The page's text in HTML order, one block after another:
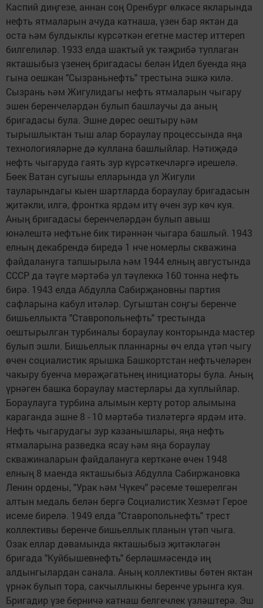
Каспий диңгезе, аннан соң Оренбург өлкәсе якларында
нефть ятмаларын ачуда катнаша, үзен бар яктан да
оста һәм булдыклы күрсәткән егетне мастер иттереп
билгелиләр. 1933 елда шактый ук тәҗрибә туплаган
якташыбыз үзенең бригадасы белән Идел буенда яңа
гына оешкан "Сызраньнефть" трестына эшкә килә.
Сызрань һәм Жигулидагы нефть ятмаларын чыгару
эшен беренчеләрдән булып башлаучы да аның
бригадасы була. Эшне дөрес оештыру һәм
тырышлыктан тыш алар бораулау процессында яңа
технологияләрне дә куллана башлыйлар. Нәтиҗәдә
нефть чыгаруда гаять зур күрсәткечләргә ирешелә.
Бөек Ватан сугышы елларында ул Жигули
тауларындагы кыен шартларда бораулау бригадасын
җитәкли, илгә, фронтка ярдәм итү өчен зур көч куя.
Аның бригадасы беренчеләрдән булып авыш
юнәлештә нефтьне бик тирәннән чыгара башлый. 1943
елның декабрендә биредә 1 нче номерлы скважина
файдалануга тапшырыла һәм 1944 елның августында
СССР да тәүге мәртәбә ул тәүлеккә 160 тонна нефть
бирә. 1943 елда Абдулла Сабирҗановны партия
сафларына кабул итәләр. Сугыштан соңгы беренче
бишьеллыкта "Ставропольнефть" трестында
оештырылган турбиналы бораулау конторында мастер
булып эшли. Бишьеллык планнарны өч елда үтәп чыгу
өчен социалистик ярышка Башкортстан нефтьчеләрен
чакыру буенча мөрәҗәгатьнең инициаторы була. Аның
үрнәген башка бораулау мастерлары да хуплыйлар.
Бораулауга турбина алымын кертү ротор алымына
караганда эшне 8 - 10 мәртәбә тизләтергә ярдәм итә.
Нефть чыгарудагы зур казанышлары, яңа нефть
ятмаларына разведка ясау һәм яңа бораулау
скважиналарын файдалануга керткәне өчен 1948
елның 8 маенда якташыбыз Абдулла Сабиржановка
Ленин ордены, "Урак һәм Чүкеч" рәсеме төшерелгән
алтын медаль белән бергә Социалистик Хезмәт Герое
исеме бирелә. 1949 елда "Ставропольнефть" трест
коллективы беренче бишьеллык планын үтәп чыга.
Озак еллар дәвамында якташыбыз җитәкләгән
бригада "Куйбышевнефть" берләшмәсендә иң
алдынгылардан санала. Аның коллективы бөтен яктан
үрнәк булып тора, сакчыллыкны беренче урынга куя.
Бригадир үзе берничә катнаш белгечлек үзләштерә. Эш